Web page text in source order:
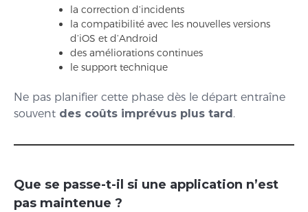
la correction d’incidents
la compatibilité avec les nouvelles versions
d’iOS et d’Android
des améliorations continues
le support technique
Ne pas planifier cette phase dès le départ entraîne
souvent des coûts imprévus plus tard .
Que se passe-t-il si une application n’est
pas maintenue ?